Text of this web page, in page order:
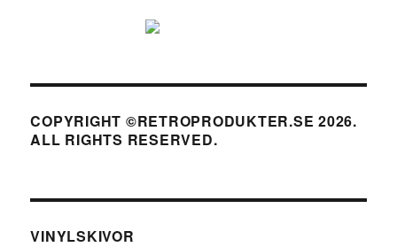
COPYRIGHT ©RETROPRODUKTER.SE 2026.
ALL RIGHTS RESERVED.
VINYLSKIVOR